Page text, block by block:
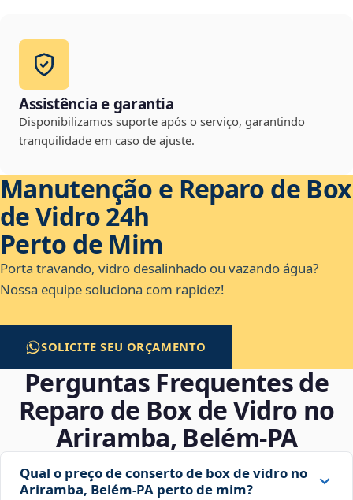
Assistência e garantia
Disponibilizamos suporte após o serviço, garantindo
tranquilidade em caso de ajuste.
Manutenção e Reparo de Box
de Vidro 24h
Perto de Mim
Porta travando, vidro desalinhado ou vazando água?
Nossa equipe soluciona com rapidez!
SOLICITE SEU ORÇAMENTO
Perguntas Frequentes de
Reparo de Box de Vidro no
Ariramba, Belém‑PA
Qual o preço de conserto de box de vidro no
Ariramba, Belém‑PA perto de mim?